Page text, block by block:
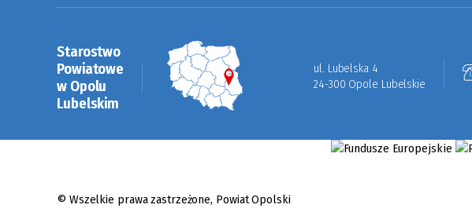
Starostwo
Powiatowe
w Opolu
Lubelskim
ul. Lubelska 4
24-300 Opole Lubelskie
© Wszelkie prawa zastrzeżone, Powiat Opolski